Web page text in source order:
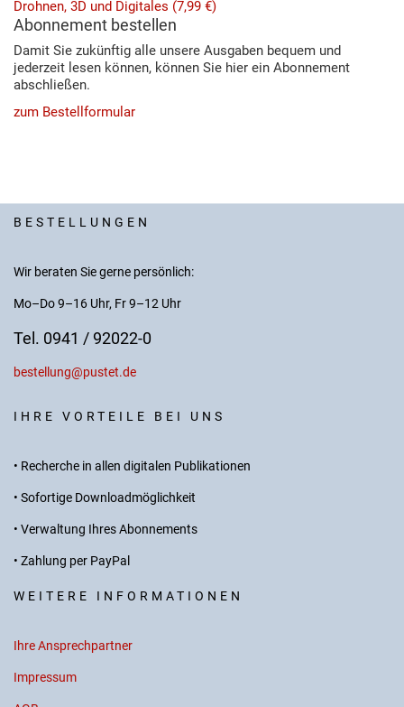
Drohnen, 3D und Digitales (7,99 €)
Abonnement bestellen
Damit Sie zukünftig alle unsere Ausgaben bequem und
jederzeit lesen können, können Sie hier ein Abonnement
abschließen.
zum Bestellformular
BESTELLUNGEN
Wir beraten Sie gerne persönlich:
Mo–Do 9–16 Uhr, Fr 9–12 Uhr
Tel. 0941 / 92022-0
bestellung@pustet.de
IHRE VORTEILE BEI UNS
• Recherche in allen digitalen Publikationen
• Sofortige Downloadmöglichkeit
• Verwaltung Ihres Abonnements
• Zahlung per PayPal
WEITERE INFORMATIONEN
Ihre Ansprechpartner
Impressum